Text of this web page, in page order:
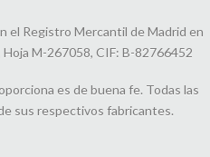
el Registro Mercantil de Madrid en
Hoja M-267058, CIF: B-82766452
es de buena fe. Todas las
sus respectivos fabricantes.